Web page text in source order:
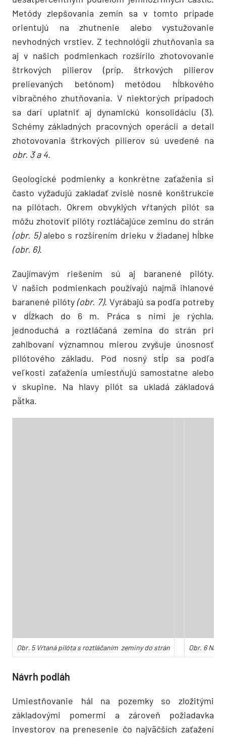
Metódy zlepšovania zemín sa v tomto prípade
orientujú na zhutnenie alebo vystužovanie
nevhodných vrstiev. Z technológií zhutňovania sa
aj v našich podmienkach rozšírilo zhotovovanie
štrkových pilierov (príp. štrkových pilierov
prelievaných betónom) metódou hĺbkového
vibračného zhutňovania. V niektorých prípadoch
sa darí uplatniť aj dynamickú konsolidáciu (3).
Schémy základných pracovných operácií a detail
zhotovovania štrkových pilierov sú uvedené na
obr. 3 a 4.
Geologické podmienky a konkrétne zaťaženia si
často vyžadujú zakladať zvislé nosné konštrukcie
na pilótach. Okrem obvyklých vŕtaných pilót sa
môžu zhotoviť pilóty roztláčajúce zeminu do strán
(obr. 5)alebo s rozšírením drieku v žiadanej hĺbke
(obr. 6).
Zaujímavým riešením sú aj baranené pilóty.
V našich podmienkach používajú najmä ihlanové
baranené pilóty(obr. 7). Vyrábajú sa podľa potreby
v dĺžkach do 6 m. Práca s nimi je rýchla,
jednoduchá a roztláčaná zemina do strán pri
zahlbovaní významnou mierou zvyšuje únosnosť
pilótového základu. Pod nosný stĺp sa podľa
veľkosti zaťaženia umiestňujú samostatne alebo
v skupine. Na hlavy pilót sa ukladá základová
pätka.
Obr. 5 Vŕtaná pilóta s roztláčaním zeminy do strán Obr. 6
Návrh podláh
Umiestňovanie hál na pozemky so zložitými
základovými pomermi a zároveň požiadavka
investorov na prenesenie čo najväčších zaťažení